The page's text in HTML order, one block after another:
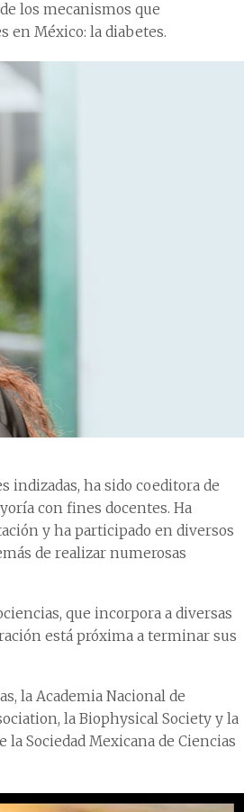
los mecanismos que
en México: la diabetes.
indizadas, ha sido coeditora de
con fines docentes. Ha
y ha participado en diversos
de realizar numerosas
que incorpora a diversas
está próxima a terminar sus
la Academia Nacional de
la Biophysical Society y la
Sociedad Mexicana de Ciencias